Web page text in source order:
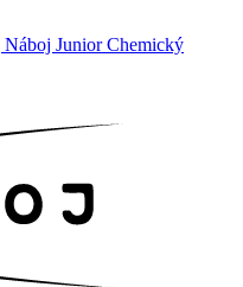
Náboj JuniorChemický